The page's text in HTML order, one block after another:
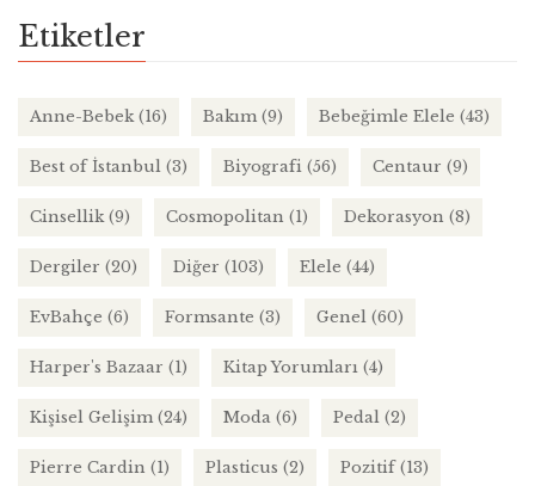
Etiketler
Anne-Bebek(16) Bakım (9) Bebeğimle Elele (43)
Best of İstanbul (3) Biyografi (56) Centaur (9)
Cinsellik(9) Cosmopolitan (1) Dekorasyon (8)
Dergiler (20) Diğer (103) Elele (44)
EvBahçe (6) Formsante (3) Genel (60)
Harper's Bazaar (1) Kitap Yorumları (4)
Kişisel Gelişim (24) Moda (6) Pedal (2)
Pierre Cardin (1) Plasticus (2) Pozitif(13)